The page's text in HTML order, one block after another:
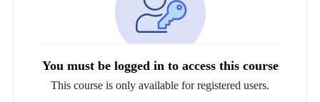
You must be logged in to access this course
This course is only available for registered users.